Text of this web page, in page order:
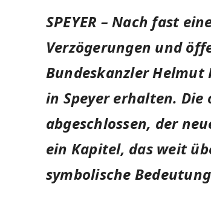
SPEYER – Nach fast
Verzögerungen und
Bundeskanzler
in Speyer erhalten.
abgeschlossen, der
ein Kapitel, das weit
symbolische